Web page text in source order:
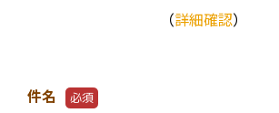
（詳細確認）
件名 必須